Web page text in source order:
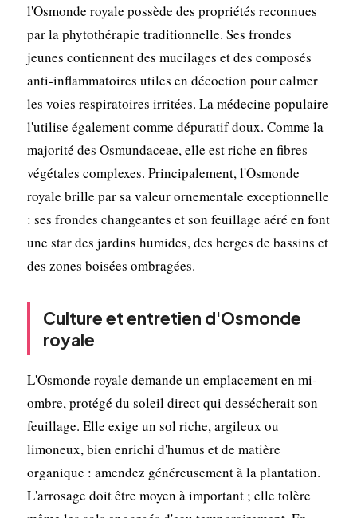
l'Osmonde royale possède des propriétés reconnues
par la phytothérapie traditionnelle. Ses frondes
jeunes contiennent des mucilages et des composés
anti-inflammatoires utiles en décoction pour calmer
les voies respiratoires irritées. La médecine populaire
l'utilise également comme dépuratif doux. Comme la
majorité des Osmundaceae, elle est riche en fibres
végétales complexes. Principalement, l'Osmonde
royale brille par sa valeur ornementale exceptionnelle
: ses frondes changeantes et son feuillage aéré en font
une star des jardins humides, des berges de bassins et
des zones boisées ombragées.
Culture et entretien d'Osmonde
royale
L'Osmonde royale demande un emplacement en mi-
ombre, protégé du soleil direct qui dessécherait son
feuillage. Elle exige un sol riche, argileux ou
limoneux, bien enrichi d'humus et de matière
organique : amendez généreusement à la plantation.
L'arrosage doit être moyen à important ; elle tolère